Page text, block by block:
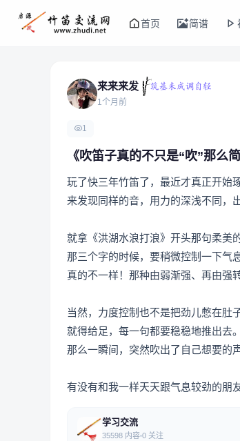
首页 简谱
来来来发
1个月前
1
《吹笛子真的不只是“吹”那么简
玩了快三年竹笛了，最近才真正开始
来发现同样的音，用力的深浅不同，
就拿《洪湖水浪打浪》开头那句柔美
那三个字的时候，要稍微控制一下气
真的不一样！那种由弱渐强、再由强
当然，力度控制也不是把劲儿憋在肚
就得给足，每一句都要稳稳地推出去
那么一瞬间，突然吹出了自己想要的
有没有和我一样天天跟气息较劲的朋
学习交流
35598 内容 0 关注